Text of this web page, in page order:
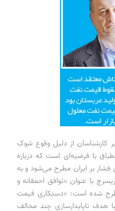
کارشناسان از دلیل وقوع شوک
سال 1986، در انطباق با فرضیه‌ای است که درباره
فشار بر ایران مطرح می‌شود و به
با عنوان «توافق احمقانه و
شده است: «دستکاری قیمت
هدف ناپایدارسازی چند مخالف